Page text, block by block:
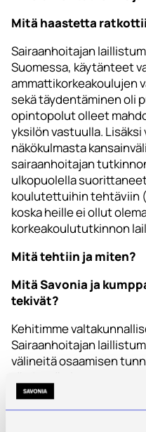
Mitä haastetta
Sairaanhoitajan
Suomessa, käytänteet
ammattikorkeakoulujen
sekä täydentäminen oli
opintopolut olleet
yksilön vastuulla.
näkökulmasta
sairaanhoitajan
ulkopuolella
koulutettuihin tehtäviin
koska heille ei ollut
korkeakoulututkinnon
Mitä tehtiin ja miten?
Mitä Savonia ja
tekivät?
Kehitimme
Sairaanhoitajan
välineitä osaamisen
näyttöjä,
loimme